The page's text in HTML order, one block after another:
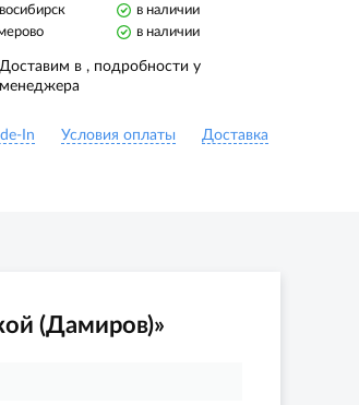
в наличии
в наличии
Доставим в , подробности у
менеджера
In Условия оплаты Доставка
(Дамиров)»